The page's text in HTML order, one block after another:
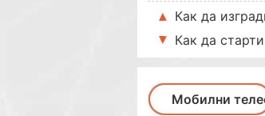
Как да
Как да
Мобилни